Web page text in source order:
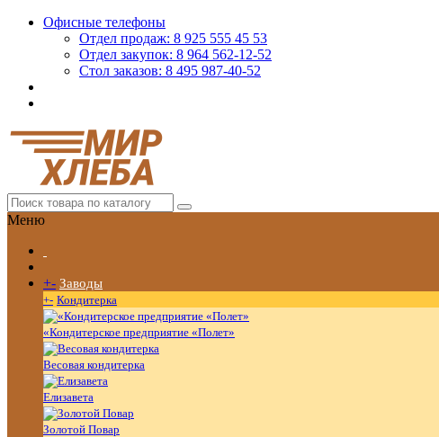
Офисные телефоны
Отдел продаж: 8 925 555 45 53
Отдел закупок: 8 964 562-12-52
Стол заказов: 8 495 987-40-52
Меню
+- Заводы
+- Кондитерка
«Кондитерское предприятие «Полет»
Весовая кондитерка
Елизавета
Золотой Повар